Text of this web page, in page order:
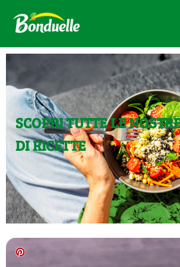
SCOPRI TUTTE LE
DI RICETTE